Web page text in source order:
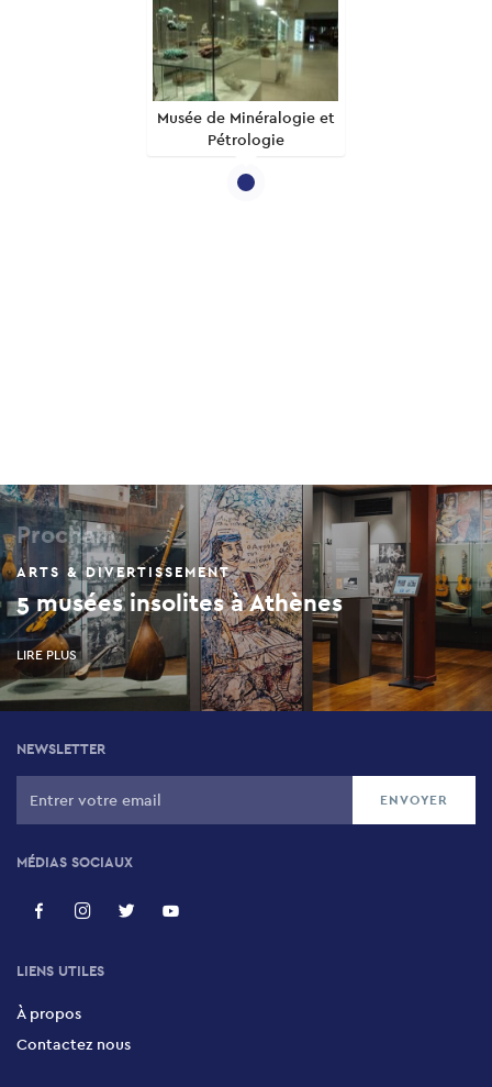
Musée de Minéralogie et
Pétrologie
Prochain
ARTS & DIVERTISSEMENT
5 musées insolites à Athènes
LIRE PLUS
NEWSLETTER
MÉDIAS SOCIAUX
LIENS UTILES
À propos
Contactez nous